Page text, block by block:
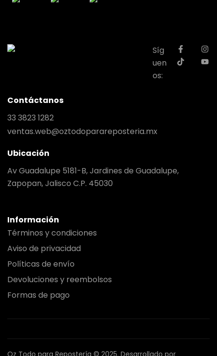
Síg
uen
os:
Contáctanos
33 3823 1282
ventas.web@oztodoparareposteria.mx
Ubicación
Av Guadalupe 5181-B, Jardines de Guadalupe,
Zapopan, Jalisco C.P. 45030
Información
Términos y condiciones
Aviso de privacidad
Políticas de envío
Devoluciones y reembolsos
Formas de pago
Oz Todo para Repostería © 2025. Desarrollado por